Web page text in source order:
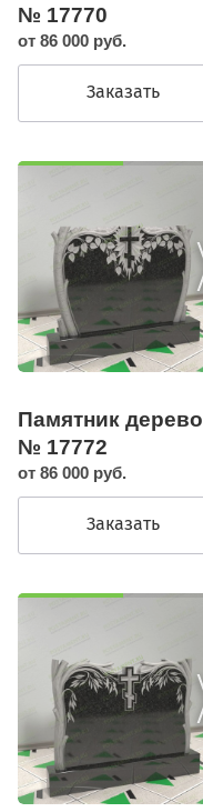
№ 17770
от 86 000 руб.
Заказать
Памятник дерево
№ 17772
от 86 000 руб.
Заказать